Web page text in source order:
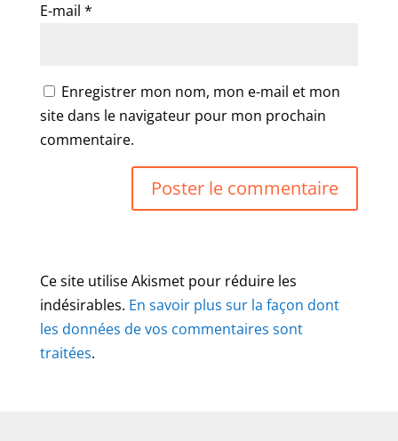
E-mail *
Enregistrer mon nom, mon e-mail et mon
site dans le navigateur pour mon prochain
commentaire.
Ce site utilise Akismet pour réduire les
indésirables. En savoir plus sur la façon dont
les données de vos commentaires sont
traitées.